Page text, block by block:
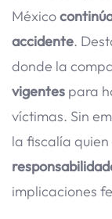
México
accidente.
donde la
vigentes para
víctimas. Sin
la fiscalía quien
implicaciones